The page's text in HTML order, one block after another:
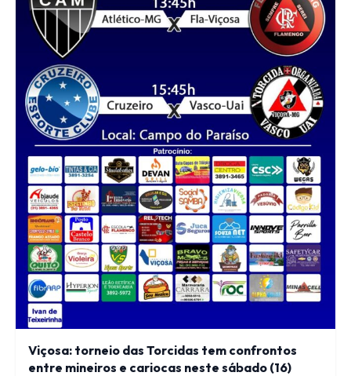
Viçosa: torneio das Torcidas tem confrontos
entre mineiros e cariocas neste sábado (16)